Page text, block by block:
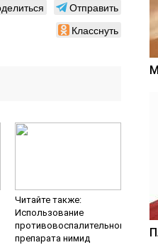
Отправить
Класснуть
Читайте также:
Использование
противовоспалительного
препарата нимид